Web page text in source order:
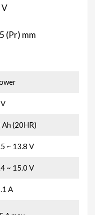
V
(Pr) mm
Ah (20HR)
~ 13.8 V
~ 15.0 V
A